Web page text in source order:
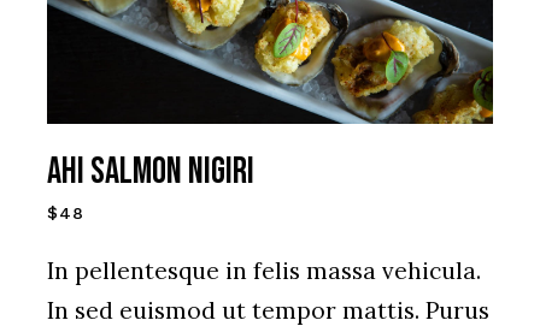
AHI SALMON NIGIRI
$48
In pellentesque in felis massa vehicula.
In sed euismod ut tempor mattis. Purus